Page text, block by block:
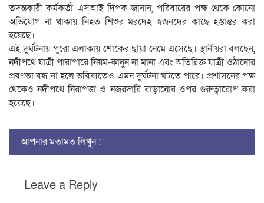
তদন্তকারী কর্মকর্তা এসআই দিপক জানান, পরিবারের পক্ষ থেকে কোনো
অভিযোগ না থাকায় নিহত শিশুর মরদেহ স্বজনদের কাছে হস্তান্তর করা
হয়েছে।
এই দুর্ঘটনায় পুরো এলাকায় শোকের ছায়া নেমে এসেছে। স্থানীয়রা বলছেন,
নদীপথে যাত্রী পারাপারে নিয়ম-কানুন না মানা এবং অতিরিক্ত যাত্রী ওঠানোর
প্রবণতা বন্ধ না হলে ভবিষ্যতেও এমন দুর্ঘটনা ঘটতে পারে। প্রশাসনের পক্ষ
থেকেও নদীপথে নিরাপত্তা ও নজরদারি বাড়ানোর ওপর গুরুত্বারোপ করা
হয়েছে।
আপনার মতামত লিখুন :
Leave a Reply